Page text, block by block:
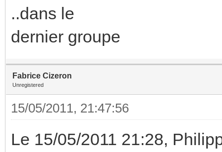
..dans le
dernier groupe
Fabrice Cizeron
Unregistered
15/05/2011, 21:47:56
Le 15/05/2011 21:28,